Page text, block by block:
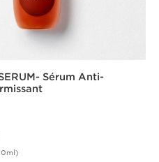
Sérum Anti-